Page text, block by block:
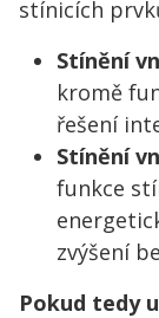
stínicích
Stínění
kromě
řešení
Stínění
funkce
zvýšení
Pokud tedy